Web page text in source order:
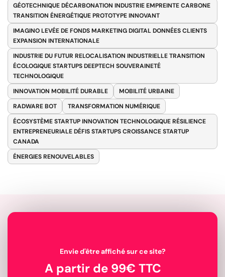
GÉOTECHNIQUE DÉCARBONATION INDUSTRIE EMPREINTE CARBONE
TRANSITION ÉNERGÉTIQUE PROTOTYPE INNOVANT
IMAGINO LEVÉE DE FONDS MARKETING DIGITAL DONNÉES CLIENTS
EXPANSION INTERNATIONALE
INDUSTRIE DU FUTUR RELOCALISATION INDUSTRIELLE TRANSITION
ÉCOLOGIQUE STARTUPS DEEPTECH SOUVERAINETÉ
TECHNOLOGIQUE
INNOVATION MOBILITÉ DURABLE
MOBILITÉ URBAINE
RADWARE BOT
TRANSFORMATION NUMÉRIQUE
ÉCOSYSTÈME STARTUP INNOVATION TECHNOLOGIQUE RÉSILIENCE
ENTREPRENEURIALE DÉFIS STARTUPS CROISSANCE STARTUP
CANADA
ÉNERGIES RENOUVELABLES
Envie d'être affiché sur ce site?
A partir de 99€ TTC